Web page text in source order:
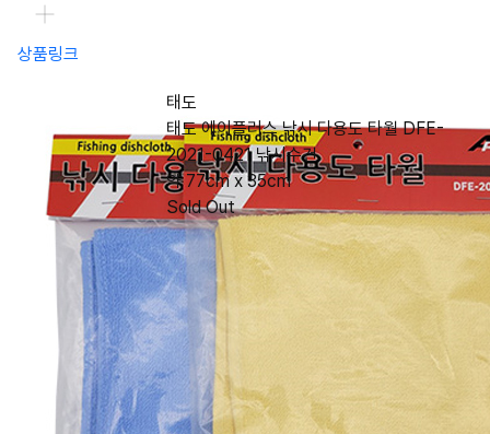
상품링크
태도
태도 에이플러스 낚시 다용도 타월 DFE-
2021-0421 낚시수건
약 77cm x 35cm
Sold Out